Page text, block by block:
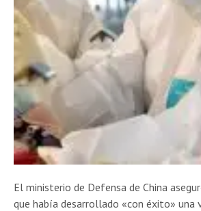
El ministerio de Defensa de China
que había desarrollado «con éxito» una